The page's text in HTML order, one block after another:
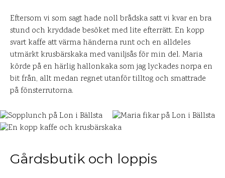
Eftersom vi som sagt hade noll brådska satt vi kvar en bra
stund och kryddade besöket med lite efterrätt. En kopp
svart kaffe att värma händerna runt och en alldeles
utmärkt krusbärskaka med vaniljsås för min del. Maria
körde på en härlig hallonkaka som jag lyckades norpa en
bit från, allt medan regnet utanför tilltog och smattrade
på fönsterrutorna.
Gårdsbutik och loppis